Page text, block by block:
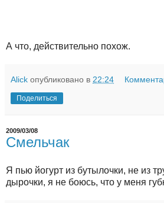
А что, действительно похож.
Alick опубликовано в 22:24
Поделиться
2009/03/08
Смельчак
Я пью йогурт из бутылочки, не из
дырочки, я не боюсь, что у меня